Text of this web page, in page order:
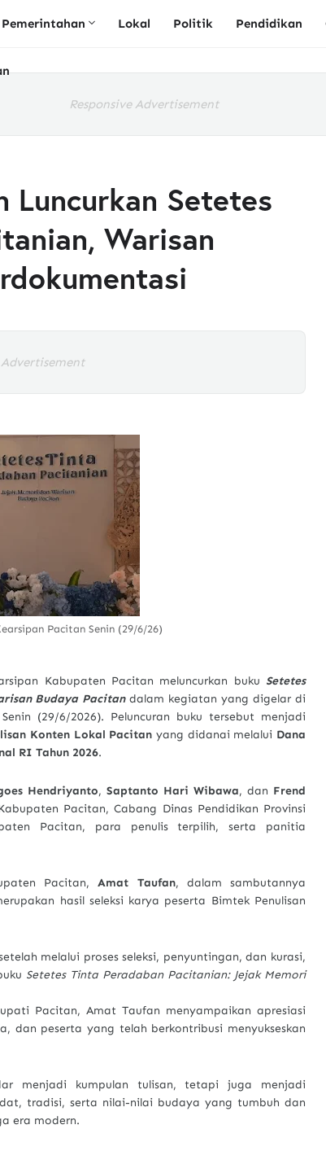
Pemerintahan Lokal Politik Pendidikan
Responsive Advertisement
Luncurkan Setetes
Warisan
Advertisement
Pacitan Senin (29/6/26)
Kabupaten Pacitan meluncurkan buku Setetes
Budaya Pacitandalam kegiatan yang digelar di
(29/6/2026). Peluncuran buku tersebut menjadi
Konten Lokal Pacitan yang didanai melalui Dana
RI Tahun 2026.
Hendriyanto, Saptanto Hari Wibawa, dan Frend
Pacitan, Cabang Dinas Pendidikan Provinsi
Pacitan, para penulis terpilih, serta panitia
Pacitan,Amat Taufan, dalam sambutannya
hasil seleksi karya peserta Bimtek Penulisan
melalui proses seleksi, penyuntingan, dan kurasi,
Setetes Tinta Peradaban Pacitanian: Jejak Memori
Pacitan, Amat Taufan menyampaikan apresiasi
dan peserta yang telah berkontribusi menyukseskan
menjadi kumpulan tulisan, tetapi juga menjadi
tradisi, serta nilai-nilai budaya yang tumbuh dan
era modern.